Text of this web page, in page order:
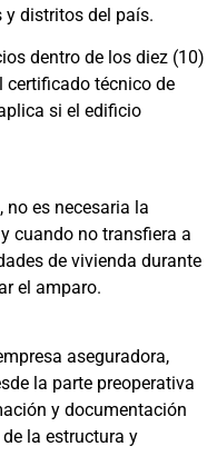
distritos del país.
dentro de los diez (10)
certificado técnico de
si el edificio
no es necesaria la
cuando no transfiera a
de vivienda durante
el amparo.
aseguradora,
la parte preoperativa
y documentación
la estructura y